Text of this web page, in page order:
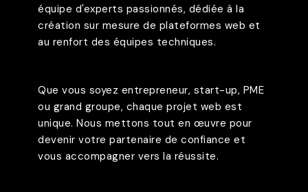
équipe d'experts passionnés, dédiée à la
création sur mesure de plateformes web et
au renfort des équipes techniques.
Que vous soyez entrepreneur, start-up, PME
ou grand groupe, chaque projet web est
unique. Nous mettons tout en œuvre pour
devenir votre partenaire de confiance et
vous accompagner vers la réussite.